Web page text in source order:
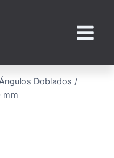
Ángulos Doblados /
mm